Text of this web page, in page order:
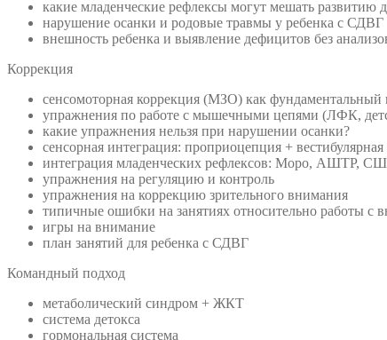
какие младенческие рефлексы могут мешать развитию
нарушение осанки и родовые травмы у ребенка с СДВГ
внешность ребенка и выявление дефицитов без
Коррекция
сенсомоторная коррекция (МЗО) как фундаментальный
упражнения по работе с мышечными цепями (ЛФК,
какие упражнения нельзя при нарушении осанки?
сенсорная интеграция: проприоцепция + вестибулярная
интеграция младенческих рефлексов: Моро, АШТР,
упражнения на регуляцию и контроль
упражнения на коррекцию зрительного внимания
типичные ошибки на занятиях относительно работы с
игры на внимание
план занятий для ребенка с СДВГ
Командный подход
метаболический синдром + ЖКТ
система детокса
гормональная система